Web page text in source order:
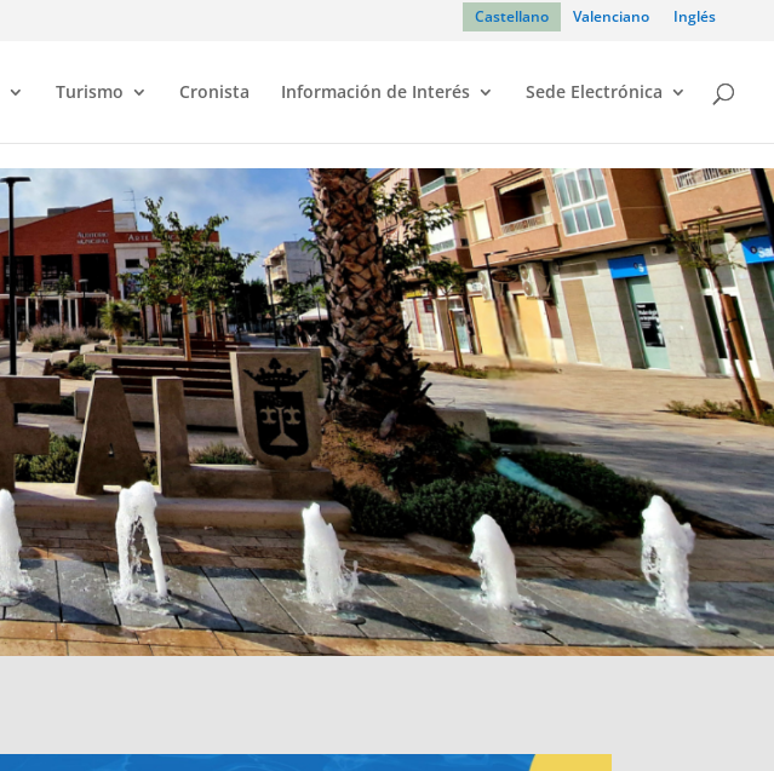
Castellano Valenciano Inglés
Turismo Cronista Información de Interés Sede Electrónica